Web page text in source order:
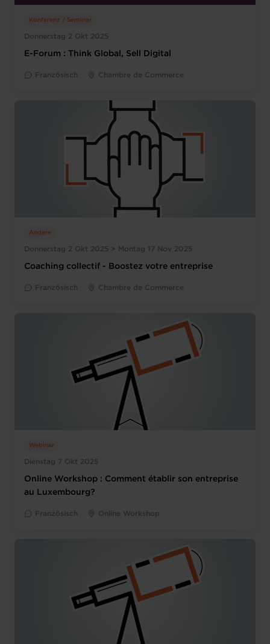
Donnerstag 2 Okt 2025
Konferenz / Seminar
E-Forum : Think Global, Sell Digital
Französisch Chambre de Commerce
Donnerstag 2 Okt 2025 > Montag 17 Nov 2025
Andere
Coaching collectif - Boostez votre entreprise
Französisch Chambre de Commerce
Dienstag 7 Okt 2025
Webinar
Online Workshop : Comment établir son entreprise
au Luxembourg?
Französisch Online Workshop